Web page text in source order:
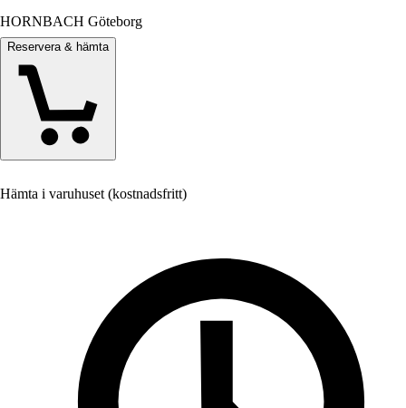
HORNBACH Göteborg
Reservera & hämta
Hämta i varuhuset (kostnadsfritt)